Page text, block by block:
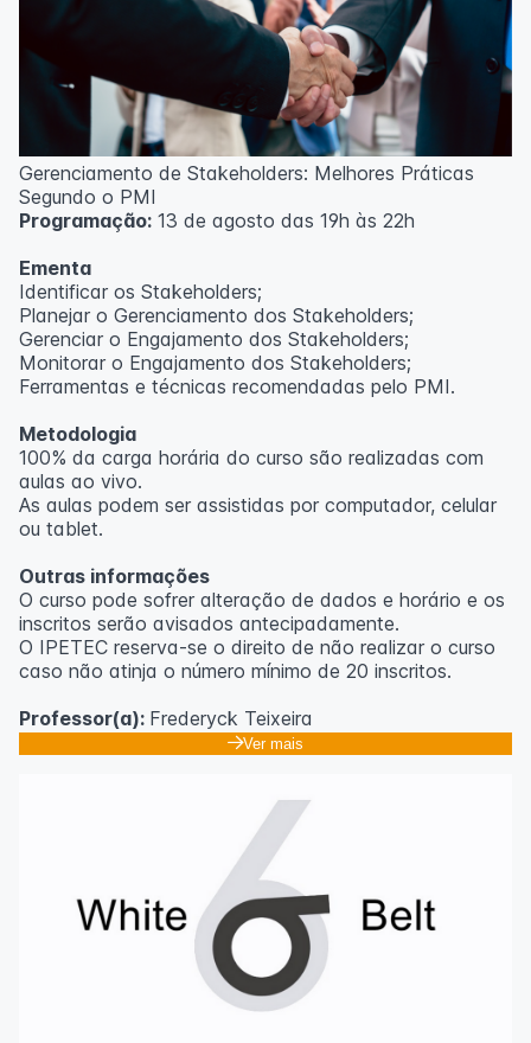
Metodologia
100% da carga horária do curso são realizadas com
aulas ao vivo.
As aulas podem ser assistidas por computador, celular
Outras informações
O curso pode sofrer alteração de dados e horário e os
inscritos serão avisados ​​antecipadamente.
O IPETEC reserva-se o direito de não realizar o curso
Professor(a):Frederyck Teixeira
Gerenciamento de Stakeholders: Melhores Práticas
Segundo o PMI
Programação: 13 de agosto das 19h às 22h
Ementa
Identificar os Stakeholders;
Planejar o Gerenciamento dos Stakeholders;
Gerenciar o Engajamento dos Stakeholders;
Monitorar o Engajamento dos Stakeholders;
Ferramentas e técnicas recomendadas pelo PMI.
Metodologia
100% da carga horária do curso são realizadas com
aulas ao vivo.
As aulas podem ser assistidas por computador, celular
ou tablet.
Outras informações
O curso pode sofrer alteração de dados e horário e os
inscritos serão avisados ​​antecipadamente.
O IPETEC reserva-se o direito de não realizar o curso
caso não atinja o número mínimo de 20 inscritos.
Professor(a): Frederyck Teixeira
Ver mais